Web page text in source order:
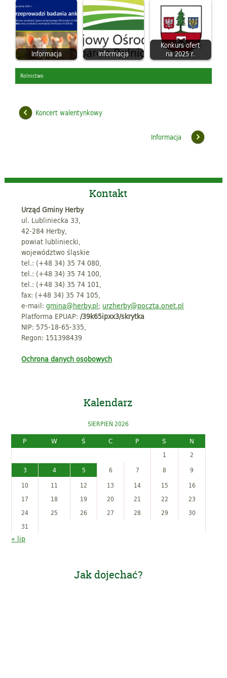
Informacja Informacja
Konkurs ofert
na 2025 r.
Rolnictwo
Koncert walentynkowy
Informacja
Kontakt
Urząd Gminy Herby
ul. Lubliniecka 33,
42-284 Herby,
powiat lubliniecki,
województwo śląskie
tel.: (+48 34) 35 74 080,
tel.: (+48 34) 35 74 100,
tel.: (+48 34) 35 74 101,
fax: (+48 34) 35 74 105,
e-mail:gmina@herby.pl; urzherby@poczta.onet.pl
Platforma EPUAP:/39k65ipxx3/skrytka
NIP: 575-18-65-335,
Regon: 151398439
Ochrona danych osobowych
Kalendarz
SIERPIEŃ 2026
P
W Ś C P S
N
1
2
3
4 5 6 7 8
9
10
11 12 13 14 15
16
17
18 19 20 21 22
23
24
25 26 27 28 29
30
31
« lip
Jak dojechać?